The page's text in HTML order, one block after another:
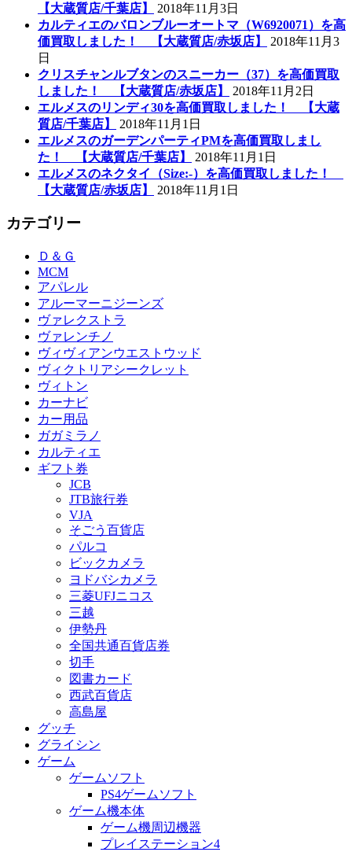
【大蔵質店/千葉店】
2018年11月3日
カルティエのバロンブルーオートマ（W6920071）を高
価買取しました！ 【大蔵質店/赤坂店】
2018年11月3
日
クリスチャンルブタンのスニーカー（37）を高価買取
しました！ 【大蔵質店/赤坂店】
2018年11月2日
エルメスのリンディ30を高価買取しました！ 【大蔵
質店/千葉店】
2018年11月1日
エルメスのガーデンパーティPMを高価買取しまし
た！ 【大蔵質店/千葉店】
2018年11月1日
エルメスのネクタイ（Size:-）を高価買取しました！
【大蔵質店/赤坂店】
2018年11月1日
カテゴリー
Ｄ＆Ｇ
MCM
アパレル
アルーマーニジーンズ
ヴァレクストラ
ヴァレンチノ
ヴィヴィアンウエストウッド
ヴィクトリアシークレット
ヴィトン
カーナビ
カー用品
ガガミラノ
カルティエ
ギフト券
JCB
JTB旅行券
VJA
そごう百貨店
パルコ
ビックカメラ
ヨドバシカメラ
三菱UFJニコス
三越
伊勢丹
全国共通百貨店券
切手
図書カード
西武百貨店
高島屋
グッチ
グライシン
ゲーム
ゲームソフト
PS4ゲームソフト
ゲーム機本体
ゲーム機周辺機器
プレイステーション4